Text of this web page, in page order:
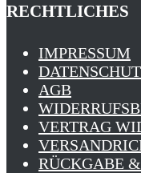
RECHTLICHES
IMPRESSUM
AGB
VERTRAG
RÜCKGABE